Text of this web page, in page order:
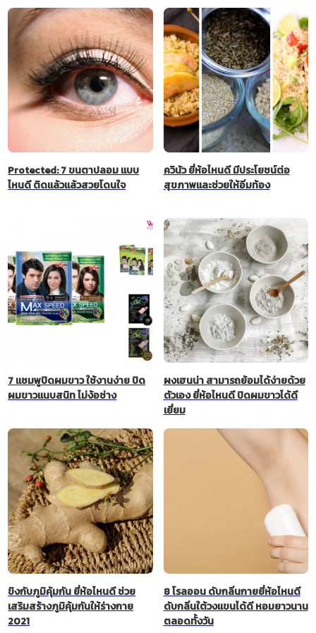
Protected: 7 ขนตาปลอม แบบ
ไหนดี ติดแล้วแล้วสวยโดนใจ
ควินัว ยี่ห้อไหนดี มีประโยชน์ต่อ
สุขภาพและช่วยให้อิ่มท้อง
7 แชมพูปิดผมขาว ใช้งานง่าย ปิด
ผมขาวแนบสนิท ไม่ง้อช่าง
ผงเฮนน่า สามารถย้อมได้ง่ายด้วย
ตัวเอง ยี่ห้อไหนดี ปิดผมขาวได้ดี
เยี่ยม
ขิงกับภูมิคุ้มกัน ยี่ห้อไหนดี ช่วย
เสริมสร้างภูมิคุ้มกันให้ร่างกาย
2021
8 โรลออน ดับกลิ่นกายยี่ห้อไหนดี
ดับกลิ่นใต้วงแขนได้ดี หอมยาวนาน
ตลอดทั้งวัน